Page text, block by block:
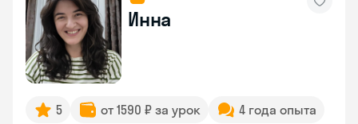
Инна
5 от 1590 ₽ за урок 4 года опыта